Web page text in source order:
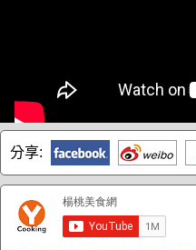
分享: